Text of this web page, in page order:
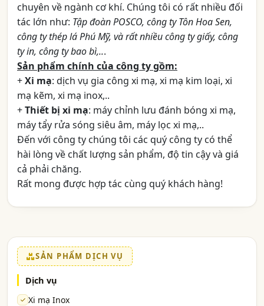
chuyên về ngành cơ khí. Chúng tôi có rất nhiều đối
tác lớn như: Tập đoàn POSCO, công ty Tôn Hoa Sen,
công ty thép lá Phú Mỹ, và rất nhiều công ty giấy, công
ty in, công ty bao bì,...
Sản phẩm chính của công ty gồm:
+Xi mạ: dịch vụ gia công xi mạ, xi mạ kim loại, xi
mạ kẽm, xi mạ inox,..
+Thiết bị xi mạ: máy chỉnh lưu đánh bóng xi mạ,
máy tẩy rửa sóng siêu âm, máy lọc xi mạ,..
Đến với công ty chúng tôi các quý công ty có thể
hài lòng về chất lượng sản phẩm, độ tin cậy và giá
cả phải chăng.
Rất mong được hợp tác cùng quý khách hàng!
SẢN PHẨM DỊCH VỤ
Dịch vụ
Xi mạ Inox